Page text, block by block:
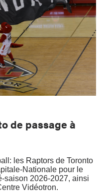
de passage à
les Raptors de Toronto
Nationale pour le
saison 2026-2027, ainsi
Vidéotron.